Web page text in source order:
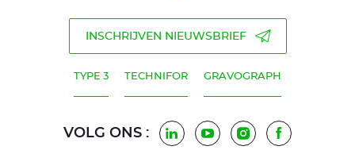
INSCHRIJVEN NIEUWSBRIEF
TYPE 3 TECHNIFOR GRAVOGRAPH
VOLG ONS : LinkedInYoutubeInstagramFacebook